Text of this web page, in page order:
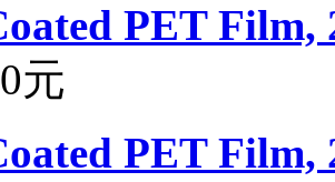
PET Film,
元
PET Film,